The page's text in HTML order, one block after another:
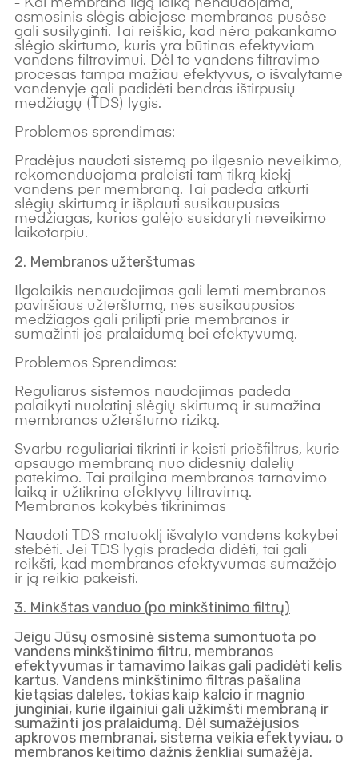
- Kai membrana ilgą laiką nenaudojama,
osmosinis slėgis abiejose membranos pusėse
gali susilyginti. Tai reiškia, kad nėra pakankamo
slėgio skirtumo, kuris yra būtinas efektyviam
vandens filtravimui. Dėl to vandens filtravimo
procesas tampa mažiau efektyvus, o išvalytame
vandenyje gali padidėti bendras ištirpusių
medžiagų (TDS) lygis.
Problemos sprendimas:
Pradėjus naudoti sistemą po ilgesnio neveikimo,
rekomenduojama praleisti tam tikrą kiekį
vandens per membraną. Tai padeda atkurti
slėgių skirtumą ir išplauti susikaupusias
medžiagas, kurios galėjo susidaryti neveikimo
laikotarpiu.
2. Membranos užterštumas
Ilgalaikis nenaudojimas gali lemti membranos
paviršiaus užterštumą, nes susikaupusios
medžiagos gali prilipti prie membranos ir
sumažinti jos pralaidumą bei efektyvumą.
Problemos Sprendimas:
Reguliarus sistemos naudojimas padeda
palaikyti nuolatinį slėgių skirtumą ir sumažina
membranos užterštumo riziką.
Svarbu reguliariai tikrinti ir keisti priešfiltrus, kurie
apsaugo membraną nuo didesnių dalelių
patekimo. Tai prailgina membranos tarnavimo
laiką ir užtikrina efektyvų filtravimą.
Membranos kokybės tikrinimas
Naudoti TDS matuoklį išvalyto vandens kokybei
stebėti. Jei TDS lygis pradeda didėti, tai gali
reikšti, kad membranos efektyvumas sumažėjo
ir ją reikia pakeisti.
3. Minkštas vanduo (po minkštinimo filtrų)
Jeigu Jūsų osmosinė sistema sumontuota po
vandens minkštinimo filtru, membranos
efektyvumas ir tarnavimo laikas gali padidėti kelis
kartus. Vandens minkštinimo filtras pašalina
kietąsias daleles, tokias kaip kalcio ir magnio
junginiai, kurie ilgainiui gali užkimšti membraną ir
sumažinti jos pralaidumą. Dėl sumažėjusios
apkrovos membranai, sistema veikia efektyviau, o
membranos keitimo dažnis ženkliai sumažėja.